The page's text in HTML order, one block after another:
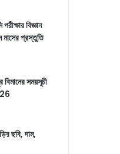
বিজ্ঞান
মাসের প্রস্তুতি
বিমানের সময়সূচী
ছবি, দাম,